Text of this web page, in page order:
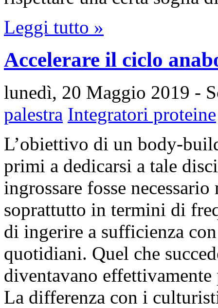
Leggi tutto »
Accelerare il ciclo
lunedì, 20 Maggio 2019 -
palestra Integratori proteine
L’obiettivo di un body-
primi a dedicarsi a tale
ingrossare fosse
soprattutto in termini di
di ingerire a sufficienza
quotidiani. Quel che
diventavano
La differenza con i